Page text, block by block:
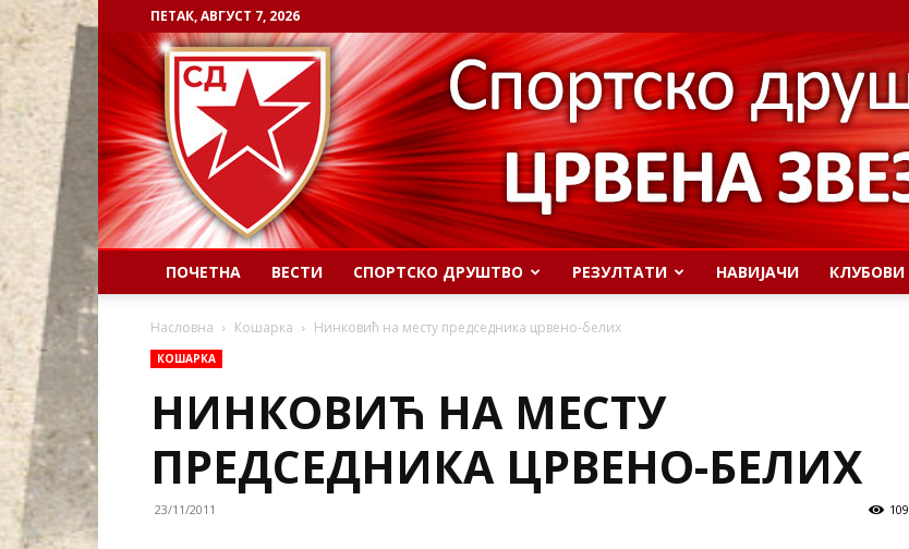
ПЕТАК, АВГУСТ 7, 2026
ПОЧЕТНА ВЕСТИ СПОРТСКО ДРУШТВО РЕЗУЛТАТИ НАВИЈАЧИ КЛУБОВИ
Насловна Кошарка Нинковић на месту председника црвено-белих
КОШАРКА
НИНКОВИЋ НА МЕСТУ
ПРЕДСЕДНИКА ЦРВЕНО-БЕЛИХ
23/11/2011 109